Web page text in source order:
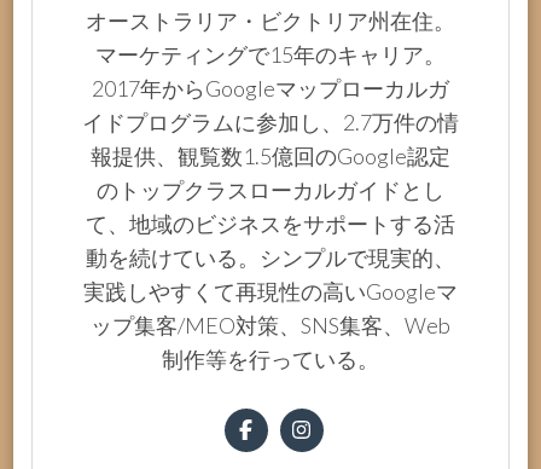
オーストラリア・ビクトリア州在住。
マーケティングで15年のキャリア。
2017年からGoogleマップローカルガ
イドプログラムに参加し、2.7万件の情
報提供、観覧数1.5億回のGoogle認定
のトップクラスローカルガイドとし
て、地域のビジネスをサポートする活
動を続けている。シンプルで現実的、
実践しやすくて再現性の高いGoogleマ
ップ集客/MEO対策、SNS集客、Web
制作等を行っている。